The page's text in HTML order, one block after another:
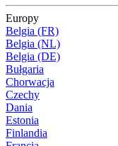
Europy
Belgia (FR)
Belgia (NL)
Belgia (DE)
Bułgaria
Chorwacja
Czechy
Dania
Estonia
Finlandia